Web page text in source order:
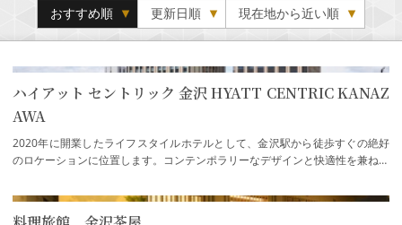
おすすめ順 更新日順 現在地から近い順
ハイアット セントリック 金沢 HYATT CENTRIC KANAZ
AWA
2020年に開業したライフスタイルホテルとして、金沢駅から徒歩すぐの絶好
のロケーションに位置します。コンテンポラリーなデザインと快適性を兼ね備